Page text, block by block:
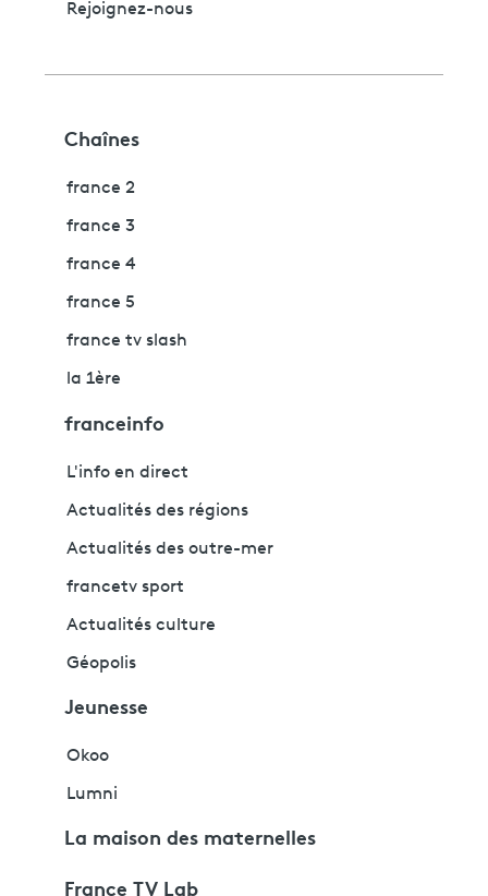
Rejoignez-nous
Chaînes
france 2
france 3
france 4
france 5
france tv slash
la 1ère
franceinfo
L'info en direct
Actualités des régions
Actualités des outre-mer
francetv sport
Actualités culture
Géopolis
Jeunesse
Okoo
Lumni
La maison des maternelles
France TV Lab